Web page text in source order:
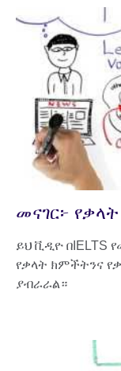
መናገር፦
ይህ ቪዲዮ በIELTS
የቃላት ክምችትንና
ያብራራል።